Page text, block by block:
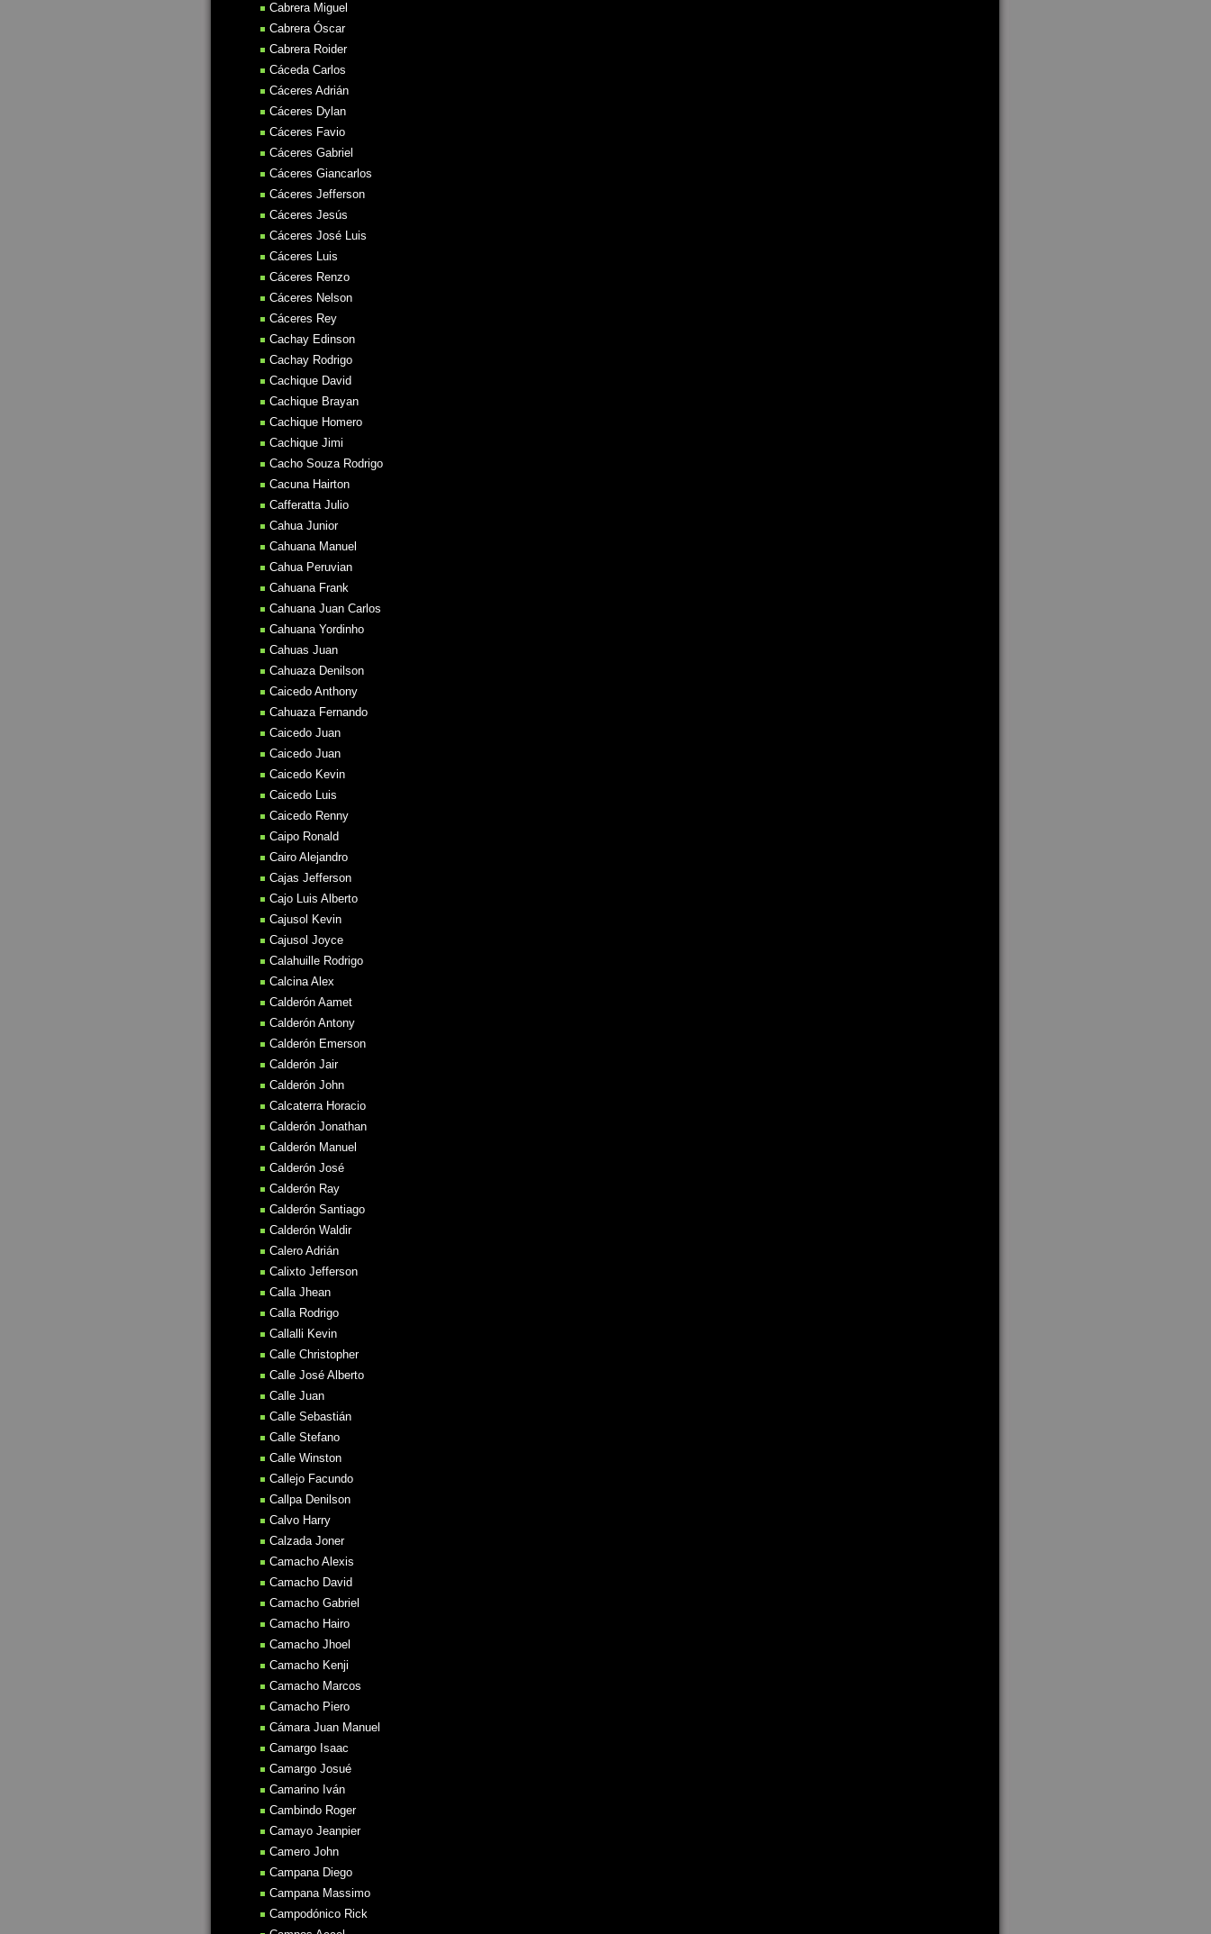
Cabrera Miguel
Cabrera Óscar
Cabrera Roider
Cáceda Carlos
Cáceres Adrián
Cáceres Dylan
Cáceres Favio
Cáceres Gabriel
Cáceres Giancarlos
Cáceres Jefferson
Cáceres Jesús
Cáceres José Luis
Cáceres Luis
Cáceres Renzo
Cáceres Nelson
Cáceres Rey
Cachay Edinson
Cachay Rodrigo
Cachique David
Cachique Brayan
Cachique Homero
Cachique Jimi
Cacho Souza Rodrigo
Cacuna Hairton
Cafferatta Julio
Cahua Junior
Cahuana Manuel
Cahua Peruvian
Cahuana Frank
Cahuana Juan Carlos
Cahuana Yordinho
Cahuas Juan
Cahuaza Denilson
Caicedo Anthony
Cahuaza Fernando
Caicedo Juan
Caicedo Juan
Caicedo Kevin
Caicedo Luis
Caicedo Renny
Caipo Ronald
Cairo Alejandro
Cajas Jefferson
Cajo Luis Alberto
Cajusol Kevin
Cajusol Joyce
Calahuille Rodrigo
Calcina Alex
Calderón Aamet
Calderón Antony
Calderón Emerson
Calderón Jair
Calderón John
Calcaterra Horacio
Calderón Jonathan
Calderón Manuel
Calderón José
Calderón Ray
Calderón Santiago
Calderón Waldir
Calero Adrián
Calixto Jefferson
Calla Jhean
Calla Rodrigo
Callalli Kevin
Calle Christopher
Calle José Alberto
Calle Juan
Calle Sebastián
Calle Stefano
Calle Winston
Callejo Facundo
Callpa Denilson
Calvo Harry
Calzada Joner
Camacho Alexis
Camacho David
Camacho Gabriel
Camacho Hairo
Camacho Jhoel
Camacho Kenji
Camacho Marcos
Camacho Piero
Cámara Juan Manuel
Camargo Isaac
Camargo Josué
Camarino Iván
Cambindo Roger
Camayo Jeanpier
Camero John
Campana Diego
Campana Massimo
Campodónico Rick